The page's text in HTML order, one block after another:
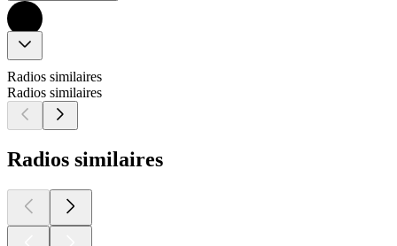
Radios similaires
Radios similaires
Radios similaires